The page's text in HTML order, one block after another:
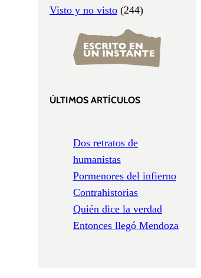
Visto y no visto (244)
ÚLTIMOS ARTÍCULOS
Dos retratos de
humanistas
Pormenores del infierno
Contrahistorias
Quién dice la verdad
Entonces llegó Mendoza